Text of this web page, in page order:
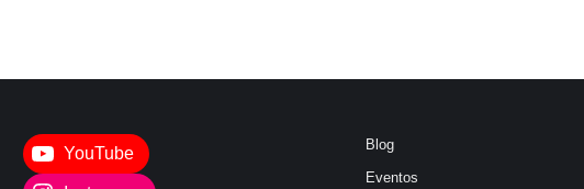
YouTube
Blog
Eventos